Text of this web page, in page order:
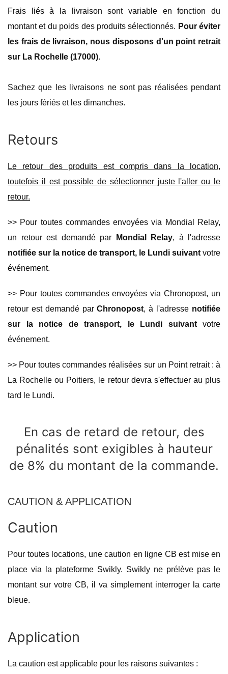
Frais liés à la livraison sont variable en fonction du
montant et du poids des produits sélectionnés. Pour éviter
les frais de livraison, nous disposons d'un point retrait
sur La Rochelle (17000).
Sachez que les livraisons ne sont pas réalisées pendant
les jours fériés et les dimanches.
Retours
Le retour des produits est compris dans la location,
toutefois il est possible de sélectionner juste l'aller ou le
retour.
>> Pour toutes commandes envoyées via Mondial Relay,
un retour est demandé par Mondial Relay, à l'adresse
notifiée sur la notice de transport, le Lundi suivant votre
événement.
>> Pour toutes commandes envoyées via Chronopost, un
retour est demandé parChronopost, à l'adresse notifiée
sur la notice de transport, le Lundi suivantvotre
événement.
>> Pour toutes commandes réalisées sur un Point retrait : à
La Rochelle ou Poitiers, le retour devra s'effectuer au plus
tard le Lundi.
En cas de retard de retour, des
pénalités sont exigibles à hauteur
de 8% du montant de la commande.
CAUTION & APPLICATION
Caution
Pour toutes locations, une caution en ligne CB est mise en
place via la plateforme Swikly. Swikly ne prélève pas le
montant sur votre CB, il va simplement interroger la carte
bleue.
Application
La caution est applicable pour les raisons suivantes :